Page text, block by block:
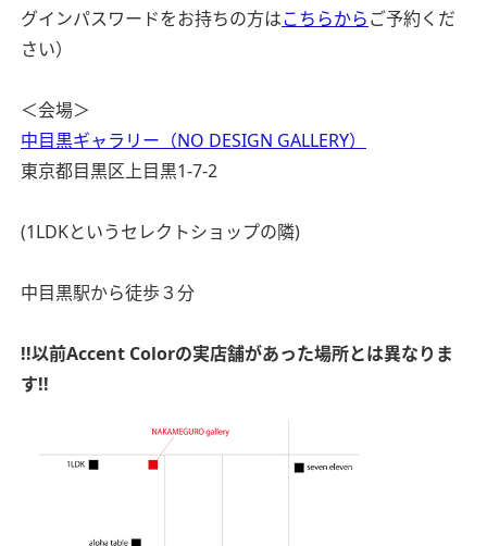
グインパスワードをお持ちの方はこちらからご予約くだ
さい）
＜会場＞
中目黒ギャラリー（NO DESIGN GALLERY）
東京都目黒区上目黒1-7-2
(1LDKというセレクトショップの隣)
中目黒駅から徒歩３分
!!以前Accent Colorの実店舗があった場所とは異なりま
す!!